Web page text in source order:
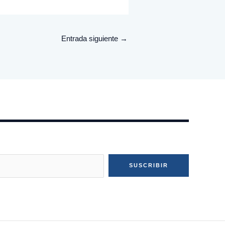
Entrada siguiente →
SUSCRIBIR